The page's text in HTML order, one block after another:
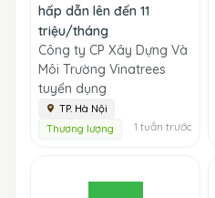
hấp dẫn lên đến 11
triệu/tháng
Công ty CP Xây Dựng Và
Môi Trường Vinatrees
tuyển dụng
TP. Hà Nội
Thương lượng
1 tuần trước